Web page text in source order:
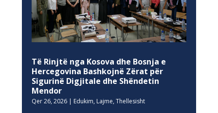
Të Rinjtë nga Kosova dhe Bosnja e
Hercegovina Bashkojnë Zërat për
Sigurinë Digjitale dhe Shëndetin
Mendor
Qer 26, 2026| Edukim, Lajme, Thellesisht